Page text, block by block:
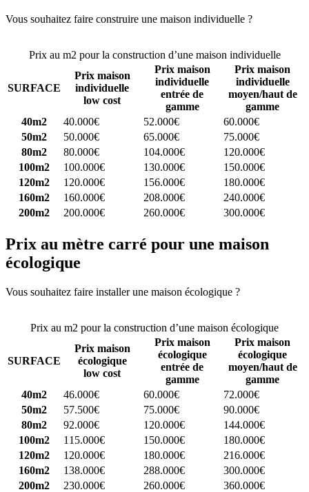
Vous souhaitez faire construire une maison individuelle ?
Prix au m2 pour la construction d’une maison individuelle
SURFACE
Prix maison
individuelle
low cost
Prix maison
individuelle
entrée de
gamme
Prix maison
individuelle
moyen/haut de
gamme
40m2
40.000€ 52.000€
60.000€
50m2
50.000€ 65.000€
75.000€
80m2
80.000€ 104.000€
120.000€
100m2
100.000€ 130.000€
150.000€
120m2
120.000€ 156.000€
180.000€
160m2
160.000€ 208.000€
240.000€
200m2
200.000€ 260.000€ 300.000€
Prix au mètre carré pour une maison
écologique
Vous souhaitez faire installer une maison écologique ?
Prix au m2 pour la construction d’une maison écologique
SURFACE
Prix maison
écologique
low cost
Prix maison
écologique
entrée de
gamme
Prix maison
écologique
moyen/haut de
gamme
40m2
46.000€ 60.000€
72.000€
50m2
57.500€ 75.000€
90.000€
80m2
92.000€ 120.000€
144.000€
100m2
115.000€ 150.000€
180.000€
120m2
120.000€ 180.000€
216.000€
160m2
138.000€ 288.000€
300.000€
200m2
230.000€ 260.000€ 360.000€